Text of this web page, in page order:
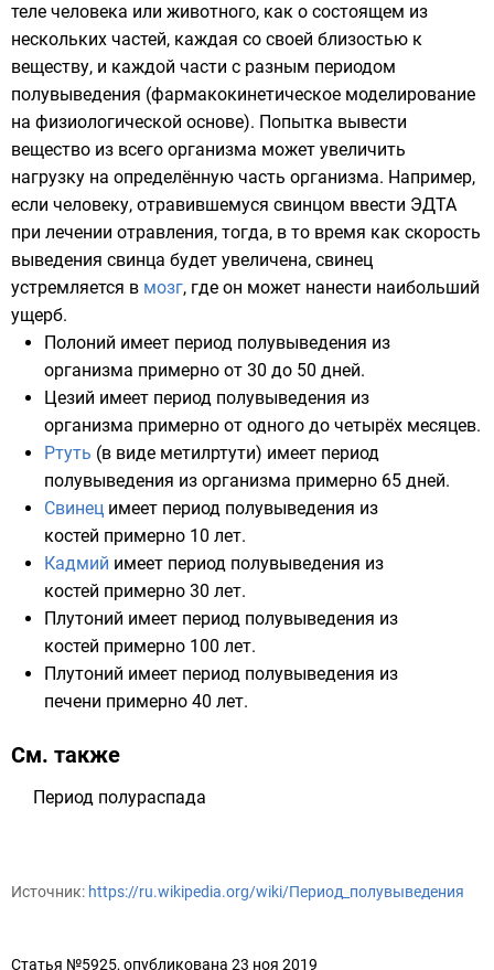
теле человека или животного, как о состоящем из
нескольких частей, каждая со своей близостью к
веществу, и каждой части с разным периодом
полувыведения (фармакокинетическое моделирование
на физиологической основе). Попытка вывести
вещество из всего организма может увеличить
нагрузку на определённую часть организма. Например,
если человеку, отравившемуся свинцом ввести ЭДТА
при лечении отравления, тогда, в то время как скорость
выведения свинца будет увеличена, свинец
устремляется в мозг, где он может нанести наибольший
ущерб.
Полоний имеет период полувыведения из
организма примерно от 30 до 50 дней.
Цезий имеет период полувыведения из
организма примерно от одного до четырёх месяцев.
Ртуть (в виде метилртути) имеет период
полувыведения из организма примерно 65 дней.
Свинец имеет период полувыведения из
костей примерно 10 лет.
Кадмий имеет период полувыведения из
костей примерно 30 лет.
Плутоний имеет период полувыведения из
костей примерно 100 лет.
Плутоний имеет период полувыведения из
печени примерно 40 лет.
См. также
Период полураспада
Источник: https://ru.wikipedia.org/wiki/Период_полувыведения
Статья №5925, опубликована 23 ноя 2019